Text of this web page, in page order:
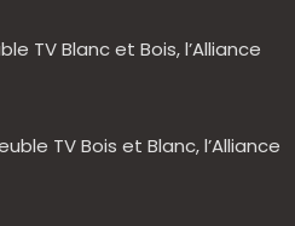
TV Blanc et Bois, l’Alliance
TV Bois et Blanc, l’Alliance